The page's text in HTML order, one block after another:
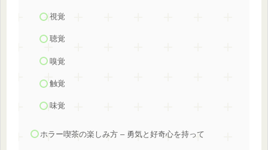
視覚
聴覚
嗅覚
触覚
味覚
ホラー喫茶の楽しみ方 – 勇気と好奇心を持って